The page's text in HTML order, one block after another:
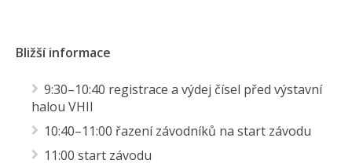
Bližší informace
9:30–10:40 registrace a výdej čísel před výstavní
halou VHII
10:40–11:00 řazení závodníků na start závodu
11:00 start závodu